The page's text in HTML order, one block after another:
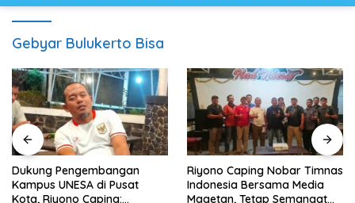
Gebyar Bulukerto Bisa
Dukung Pengembangan
Kampus UNESA di Pusat
Kota, Riyono Caping:
Riyono Caping Nobar Timnas
Indonesia Bersama Media
Magetan, Tetap Semangat